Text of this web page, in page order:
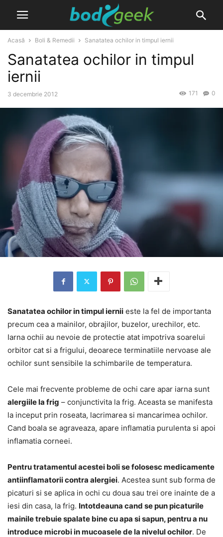
Acasă Boli & Remedii Sanatatea ochilor in timpul iernii
Sanatatea ochilor in timpul
iernii
3 decembrie 2012 0
171
Sanatatea ochilor in timpul iernii este la fel de importanta
precum cea a mainilor, obrajilor, buzelor, urechilor, etc.
Iarna ochii au nevoie de protectie atat impotriva soarelui
orbitor cat si a frigului, deoarece terminatiile nervoase ale
ochilor sunt sensibile la schimbarile de temperatura.
Cele mai frecvente probleme de ochi care apar iarna sunt
alergiile la frig – conjunctivita la frig. Aceasta se manifesta
la inceput prin roseata, lacrimarea si mancarimea ochilor.
Cand boala se agraveaza, apare inflamatia purulenta si apoi
inflamatia corneei.
Pentru tratamentul acestei boli se folosesc medicamente
antiinflamatorii contra alergiei. Acestea sunt sub forma de
picaturi si se aplica in ochi cu doua sau trei ore inainte de a
iesi din casa, la frig. Intotdeauna cand se pun picaturile
mainile trebuie spalate bine cu apa si sapun, pentru a nu
introduce microbi in mucoasele de la nivelul ochilor. De